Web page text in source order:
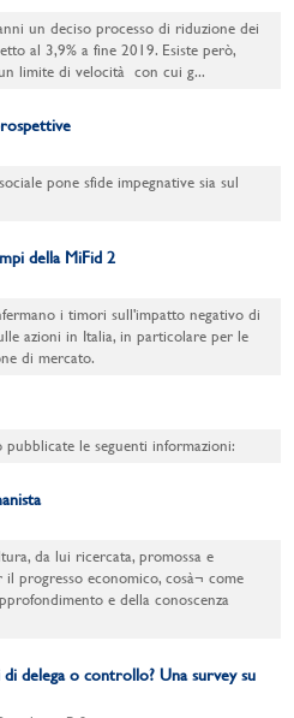
un deciso processo di riduzione dei
al 3,9% a fine 2019. Esiste però,
limite di velocità con cui g...
pone sfide impegnative sia sul
della MiFid 2
i timori sull'impatto negativo di
azioni in Italia, in particolare per le
di mercato.
le seguenti informazioni:
da lui ricercata, promossa e
progresso economico, cosà¬ come
e della conoscenza
delega o controllo? Una survey su